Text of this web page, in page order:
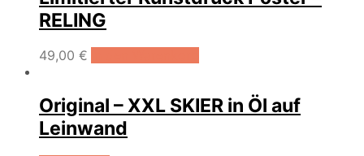
RELING
49,00 €
Original – XXL SKIER in Öl auf
Leinwand